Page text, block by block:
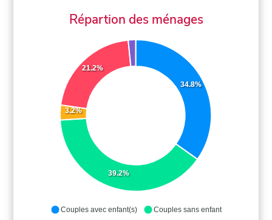
Répartion des ménages
34.8%
39.2%
3.2%
21.2%
Couples avec enfant(s)
Couples sans enfant